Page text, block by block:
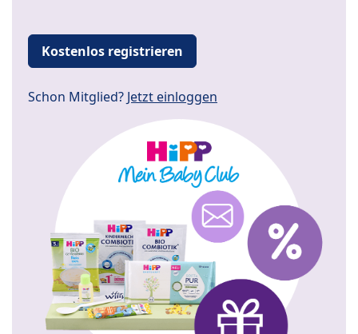
Kostenlos registrieren
Schon Mitglied? Jetzt einloggen